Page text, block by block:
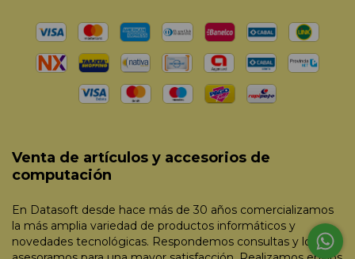
Venta de artículos y accesorios de
computación
En Datasoft desde hace más de 30 años comercializamos
la más amplia variedad de productos informáticos y
novedades tecnológicas. Respondemos consultas y lo